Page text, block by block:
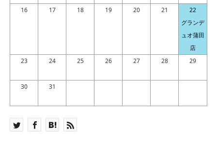
16 17 18 19 20 21
22
グランデ
ュオ蒲田
店
23
24 25 26 27 28 29
30 31